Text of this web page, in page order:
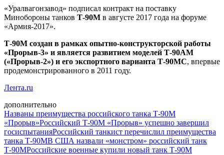
«Уралвагонзавод» подписал контракт на поставку
Минобороны танков Т-90М в августе 2017 года на форуме
«Армия-2017».
Т-90М создан в рамках опытно-конструкторской работы
«Прорыв-3» и является развитием моделей Т-90АМ
(«Прорыв-2») и его экспортного варианта Т-90МС, впервые
продемонстрированного в 2011 году.
Лента.ru
дополнительно
Названы преимущества российского танка Т-90М
«Прорыв»Российский Т-90М «Прорыв» успешно завершил
госиспытанияРоссийский танкист перечислил преимущества
танка Т-90МВ США назвали «монстром» российский танк
Т-90МРоссийские военные купили новый танк Т-90М